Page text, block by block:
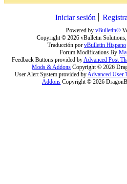
Iniciar sesión
Powered by vBulletin®
Copyright © 2026 vBulletin
Traducción por vBulletin Hispano
Forum Modifications By
Feedback Buttons provided byAdvanced Post
Mods & Addons Copyright © 2026
User Alert System provided byAdvanced User
Addons Copyright © 2026